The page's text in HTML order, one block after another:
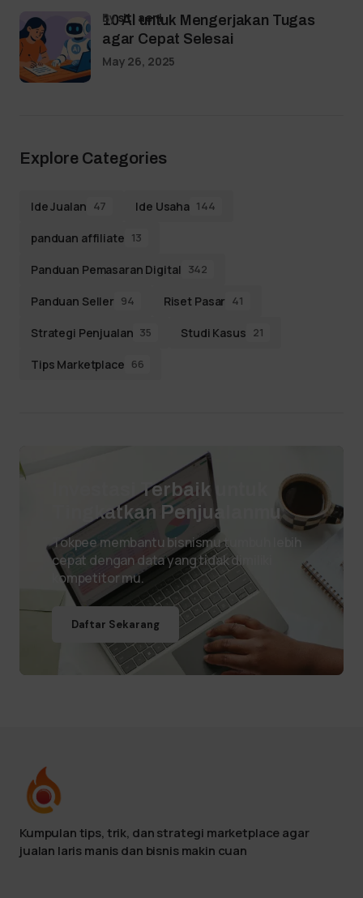
10 AI untuk Mengerjakan Tugas
agar Cepat Selesai
bysiti aeni
May 26, 2025
Explore Categories
Ide Jualan 47 Ide Usaha 144
panduan affiliate 13
Panduan Pemasaran Digital 342
Panduan Seller 94 Riset Pasar 41
Strategi Penjualan 35 Studi Kasus 21
Tips Marketplace 66
Investasi Terbaik untuk
Tingkatkan Penjualanmu
Tokpee membantu bisnismu tumbuh lebih
cepat dengan data yang tidak dimiliki
kompetitor mu.
Daftar Sekarang
Kumpulan tips, trik, dan strategi marketplace agar
jualan laris manis dan bisnis makin cuan